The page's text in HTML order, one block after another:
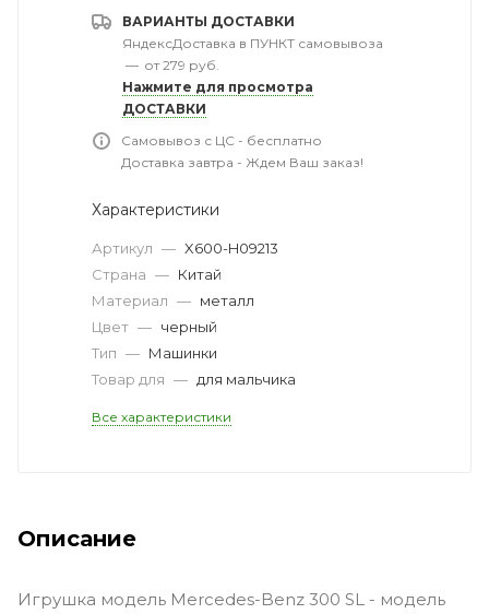
ВАРИАНТЫ ДОСТАВКИ
ЯндексДоставка в ПУНКТ самовывоза
— от 279 руб.
Нажмите для просмотра
ДОСТАВКИ
Самовывоз с ЦС - бесплатно
Доставка завтра - Ждем Ваш заказ!
Характеристики
Артикул — X600-H09213
Страна — Китай
Материал — металл
Цвет — черный
Тип — Машинки
Товар для — для мальчика
Все характеристики
Описание
Игрушка модель Mercedes-Benz 300 SL - модель